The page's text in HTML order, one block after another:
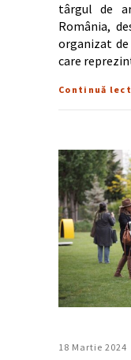
târgul de
România,
organizat de
care
Continuă
18 Martie 2024